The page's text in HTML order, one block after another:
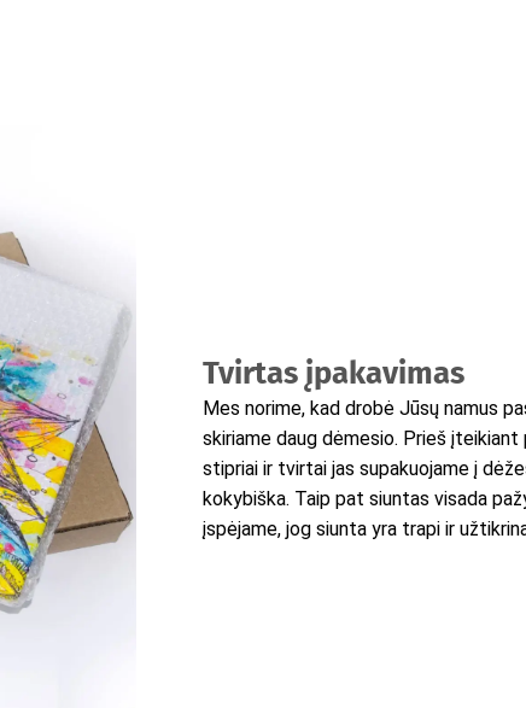
Tvirtas įpakavimas
Mes norime, kad drobė Jūsų namus
skiriame daug dėmesio. Prieš
stipriai ir tvirtai jas supakuojame į
kokybiška. Taip pat siuntas visada
įspėjame, jog siunta yra trapi ir